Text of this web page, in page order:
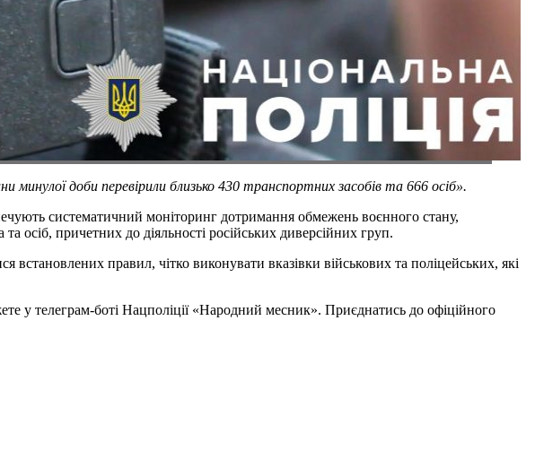
минулої доби перевірили близько 430 транспортних засобів та 666 осіб».
систематичний моніторинг дотримання обмежень воєнного стану,
осіб, причетних до діяльності російських диверсійних груп.
правил, чітко виконувати вказівки військових та поліцейських, які
у телеграм-боті Нацполіції «Народний месник». Приєднатись до офіційного